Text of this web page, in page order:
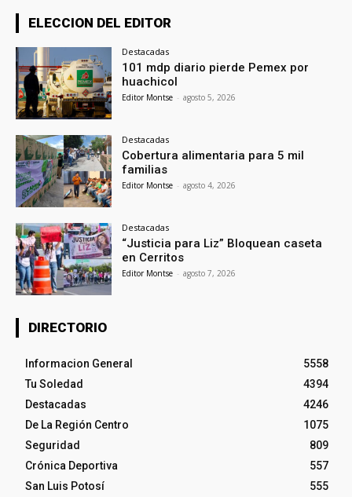
ELECCION DEL EDITOR
Destacadas
101 mdp diario pierde Pemex por
huachicol
Editor Montse - agosto 5, 2026
Destacadas
Cobertura alimentaria para 5 mil
familias
Editor Montse - agosto 4, 2026
Destacadas
“Justicia para Liz” Bloquean caseta
en Cerritos
Editor Montse - agosto 7, 2026
DIRECTORIO
Informacion General
5558
Tu Soledad
4394
Destacadas
4246
De La Región Centro
1075
Seguridad
809
Crónica Deportiva
557
San Luis Potosí
555